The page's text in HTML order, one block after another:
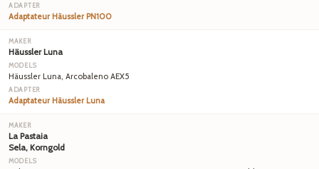
Adaptateur Häussler PN100
Häussler Luna
Häussler Luna, Arcobaleno AEX5
Adaptateur Häussler Luna
La Pastaia
Sela, Korngold